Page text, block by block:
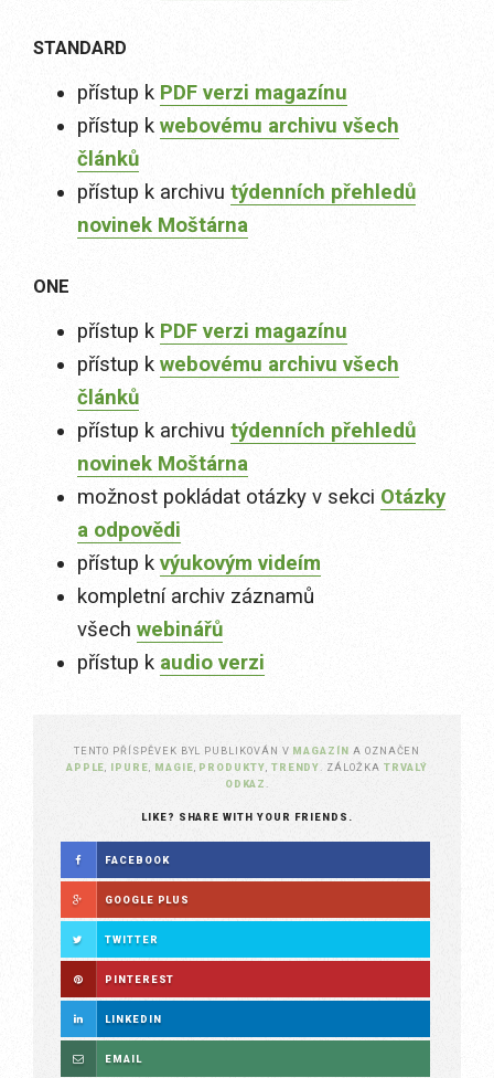
STANDARD
přístup k PDF verzi magazínu
přístup k webovému archivu všech
článků
přístup k archivu týdenních přehledů
novinek Moštárna
ONE
přístup k PDF verzi magazínu
přístup k webovému archivu všech
článků
přístup k archivu týdenních přehledů
novinek Moštárna
možnost pokládat otázky v sekci Otázky
a odpovědi
přístup k výukovým videím
kompletní archiv záznamů
všech webinářů
přístup k audio verzi
TENTO PŘÍSPĚVEK BYL PUBLIKOVÁN V MAGAZÍN A OZNAČEN
APPLE
IPURE MAGIE PRODUKTY TRENDY . ZÁLOŽKA TRVALÝ
ODKAZ
LIKE? SHARE WITH YOUR FRIENDS.
FACEBOOK
GOOGLE PLUS
TWITTER
PINTEREST
LINKEDIN
EMAIL